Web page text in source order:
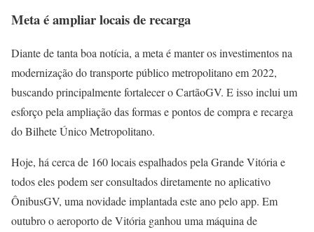
Meta é ampliar locais de recarga
Diante de tanta boa notícia, a meta é manter os investimentos na
modernização do transporte público metropolitano em 2022,
buscando principalmente fortalecer o CartãoGV. E isso inclui um
esforço pela ampliação das formas e pontos de compra e recarga
do Bilhete Único Metropolitano.
Hoje, há cerca de 160 locais espalhados pela Grande Vitória e
todos eles podem ser consultados diretamente no aplicativo
ÔnibusGV, uma novidade implantada este ano pelo app. Em
outubro o aeroporto de Vitória ganhou uma máquina de